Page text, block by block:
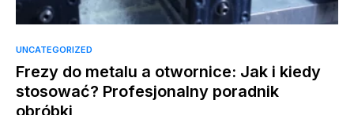
UNCATEGORIZED
Frezy do metalu a otwornice: Jak i kiedy
stosować? Profesjonalny poradnik
obróbki